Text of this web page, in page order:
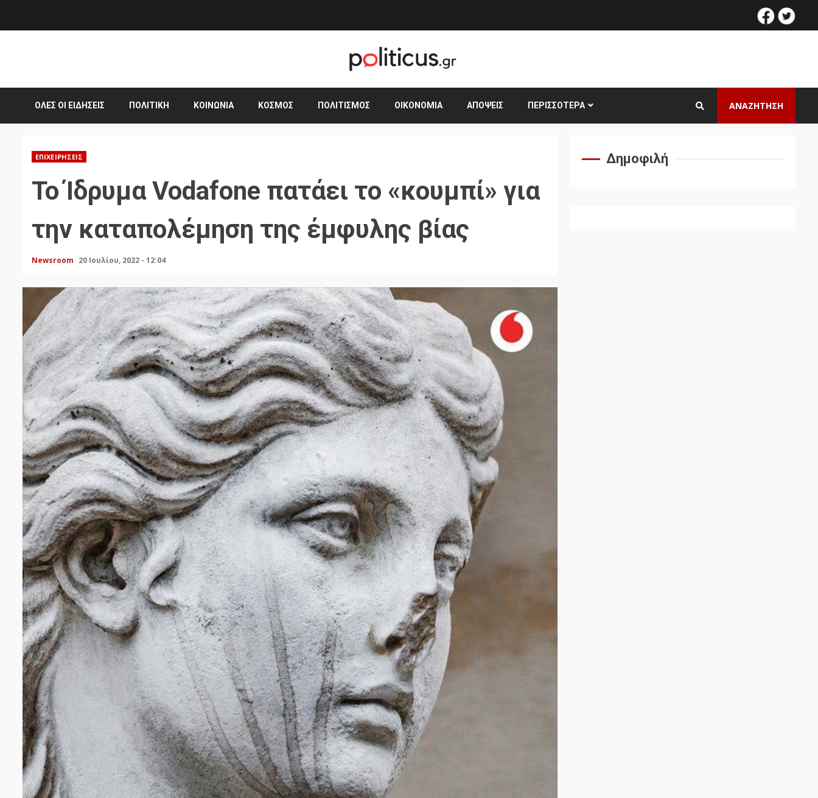
facebook
ΌΛΕΣ ΟΙ ΕΙΔΉΣΕΙΣ ΠΟΛΙΤΙΚΉ ΚΟΙΝΩΝΊΑ ΚΌΣΜΟΣ ΠΟΛΙΤΙΣΜΌΣ ΟΙΚΟΝΟΜΊΑ ΑΠΌΨΕΙΣ ΠΕΡΙΣΣΌΤΕΡΑ ΑΝΑΖΗΤΗΣΗ
ΕΠΙΧΕΙΡΉΣΕΙΣ
Το Ίδρυμα Vodafone πατάει το «κουμπί» για
την καταπολέμηση της έμφυλης βίας
Newsroom 20 Ιουλίου, 2022 - 12:04
Δημοφιλή